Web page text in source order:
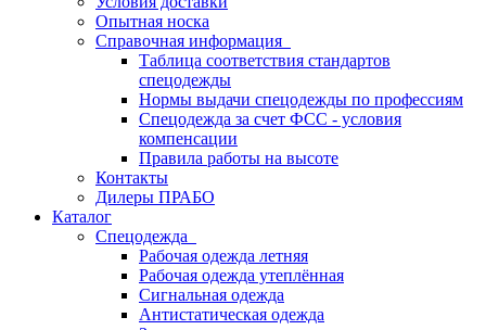
Опытная носка
Справочная информация
Таблица соответствия стандартов
спецодежды
Нормы выдачи спецодежды по профессиям
Спецодежда за счет ФСС - условия
компенсации
Правила работы на высоте
Контакты
Дилеры ПРАБО
Каталог
Спецодежда
Рабочая одежда летняя
Рабочая одежда утеплённая
Сигнальная одежда
Антистатическая одежда